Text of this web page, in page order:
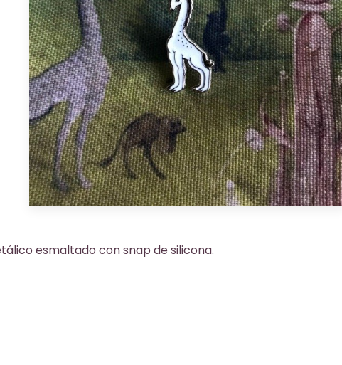
esmaltado con snap de silicona.